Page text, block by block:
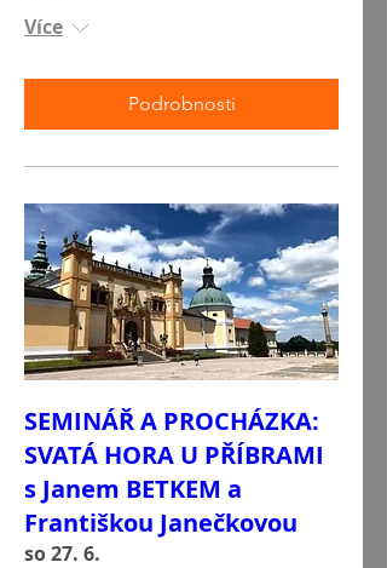
Více
Podrobnosti
SEMINÁŘ A PROCHÁZKA:
SVATÁ HORA U PŘÍBRAMI
s Janem BETKEM a
Františkou Janečkovou
so 27. 6.